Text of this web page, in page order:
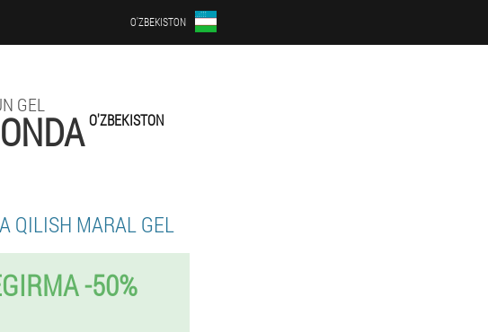
O'ZBEKISTON
GEL
O'ZBEKISTON
QILISH MARAL GEL
-50%